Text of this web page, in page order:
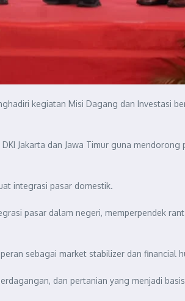
kegiatan Misi Dagang dan Investasi
Jakarta dan Jawa Timur guna
integrasi pasar domestik.
pasar dalam negeri, memperpendek
sebagai market stabilizer dan financial
dan pertanian yang menjadi